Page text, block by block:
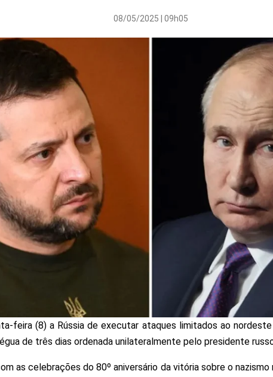
08/05/2025 | 09h05
feira (8) a Rússia de executar ataques limitados ao
de três dias ordenada unilateralmente pelo presidente
as celebrações do 80º aniversário da vitória sobre o nazismo